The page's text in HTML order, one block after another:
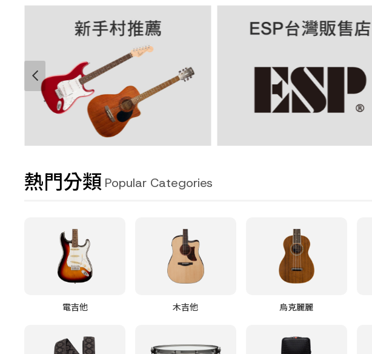
熱門分類 Popular Categories
電吉他 木吉他 烏克麗麗